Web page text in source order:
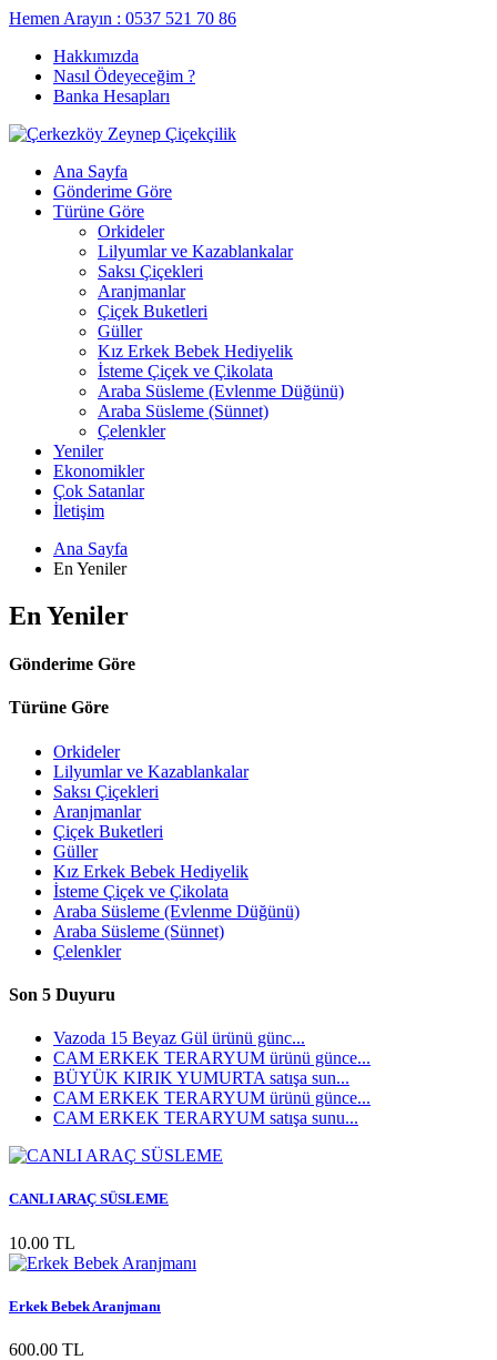
Hemen Arayın : 0537 521 70 86
Hakkımızda
Nasıl Ödeyeceğim ?
Banka Hesapları
Ana Sayfa
Gönderime Göre
Türüne Göre
Orkideler
Lilyumlar ve Kazablankalar
Saksı Çiçekleri
Aranjmanlar
Çiçek Buketleri
Güller
Kız Erkek Bebek Hediyelik
İsteme Çiçek ve Çikolata
Araba Süsleme (Evlenme Düğünü)
Araba Süsleme (Sünnet)
Çelenkler
Yeniler
Ekonomikler
Çok Satanlar
İletişim
Ana Sayfa
En Yeniler
En Yeniler
Gönderime Göre
Türüne Göre
Orkideler
Lilyumlar ve Kazablankalar
Saksı Çiçekleri
Aranjmanlar
Çiçek Buketleri
Güller
Kız Erkek Bebek Hediyelik
İsteme Çiçek ve Çikolata
Araba Süsleme (Evlenme Düğünü)
Araba Süsleme (Sünnet)
Çelenkler
Son 5 Duyuru
Vazoda 15 Beyaz Gül ürünü günc...
CAM ERKEK TERARYUM ürünü günce...
BÜYÜK KIRIK YUMURTA satışa sun...
CAM ERKEK TERARYUM ürünü günce...
CAM ERKEK TERARYUM satışa sunu...
CANLI ARAÇ SÜSLEME
10.00 TL
Erkek Bebek Aranjmanı
600.00 TL